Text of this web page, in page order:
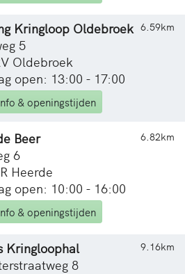
6.59km
Kringloop Oldebroek
5
Oldebroek
open: 13:00 - 17:00
& openingstijden
6.82km
Beer
6
Heerde
open: 10:00 - 16:00
& openingstijden
9.16km
Kringloophal
8